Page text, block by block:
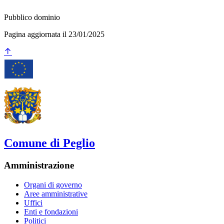
Pubblico dominio
Pagina aggiornata il 23/01/2025
Comune di Peglio
Amministrazione
Organi di governo
Aree amministrative
Uffici
Enti e fondazioni
Politici